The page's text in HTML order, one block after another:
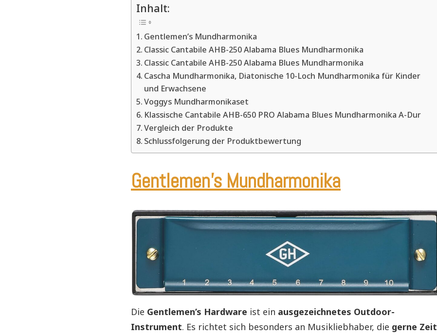
Inhalt:
Gentlemen’s Mundharmonika
Classic Cantabile AHB-250 Alabama Blues Mundharmonika
Classic Cantabile AHB-250 Alabama Blues Mundharmonika
Cascha Mundharmonika, Diatonische 10-Loch Mundharmonika für Kinder
und Erwachsene
Voggys Mundharmonikaset
Klassische Cantabile AHB-650 PRO Alabama Blues Mundharmonika A-Dur
Vergleich der Produkte
Schlussfolgerung der Produktbewertung
Gentlemen’s Mundharmonika
Die Gentlemen’s Hardware ist ein ausgezeichnetes Outdoor-
Instrument. Es richtet sich besonders an Musikliebhaber, die gerne Zeit